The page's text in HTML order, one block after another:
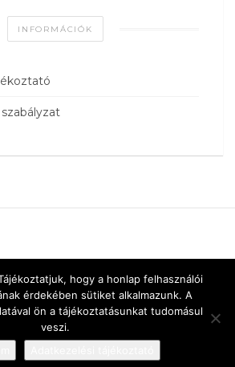
INFORMÁCIÓK
hogy a honlap felhasználói
érdekében sütiket alkalmazunk. A
ön a tájékoztatásunkat tudomásul
veszi.